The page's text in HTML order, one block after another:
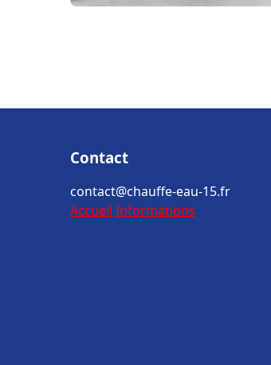
Contact
contact@chauffe-eau-15.fr
Accueil Informations